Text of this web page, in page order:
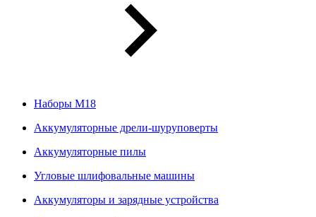
Наборы М18
Аккумуляторные дрели-шуруповерты
Аккумуляторные пилы
Угловые шлифовальные машины
Аккумуляторы и зарядные устройства